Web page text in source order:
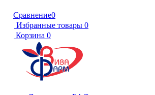
Сравнение0
Избранные товары 0
Корзина 0